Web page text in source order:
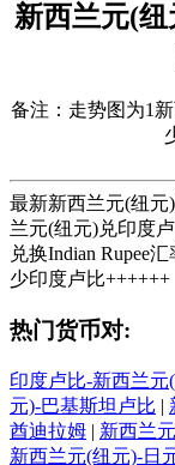
新西兰元(
备注：走势图为1
最新新西兰元(纽
兰元(纽元)兑印度
兑换Indian Rupee
少印度卢比++++++
热门货币对:
印度卢比-新西兰元
元)-巴基斯坦卢比 |
酋迪拉姆 | 新西兰
新西兰元(纽元)-日